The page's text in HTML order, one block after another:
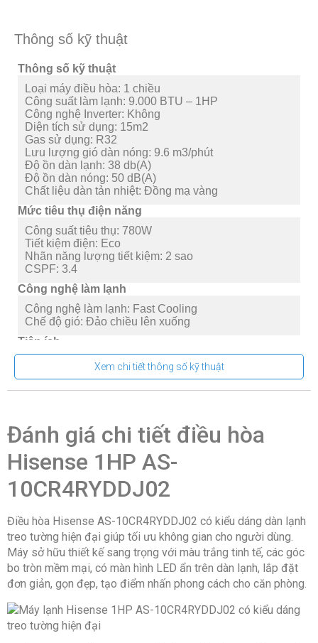
Thông số kỹ thuật
Thông số kỹ thuật
Loại máy điều hòa: 1 chiều
Công suất làm lạnh: 9.000 BTU – 1HP
Công nghệ Inverter: Không
Diện tích sử dụng: 15m2
Gas sử dụng: R32
Lưu lượng gió dàn nóng: 9.6 m3/phút
Độ ồn dàn lạnh: 38 db(A)
Độ ồn dàn nóng: 50 dB(A)
Chất liệu dàn tản nhiệt: Đồng mạ vàng
Mức tiêu thụ điện năng
Công suất tiêu thụ: 780W
Tiết kiệm điện: Eco
Nhãn năng lượng tiết kiệm: 2 sao
CSPF: 3.4
Công nghệ làm lạnh
Công nghệ làm lạnh: Fast Cooling
Chế độ gió: Đảo chiều lên xuống
Tiện ích
-Cảm biến nhiệt độ iFeel
-Chế độ hoạt động thông minh
-Tự làm sạch dàn lạnh
Thông số kích thước/Lắp đặt
Kiểu lắp đặt:
Treo tường
21.2cm (Ngang x cao x sâu)
Kích thước dàn nóng:66cm x 48,2cm x 24cm (Ngang
x cao x sâu)
Khối lượng dàn nóng:22,5kg
Nguồn điện áp: 220V – 240V/50Hz
Kích thước ống đồng (lỏng/gas):6mm / 10mm
Chiều cao lắp đặt tối đa giữa cục nóng – lạnh:10m
Chiều dài lắp đặt ống đồng:
15m
Xuất xứ & Bảo hành
Năm ra mắt:2023
Xem chi tiết thông số kỹ thuật
Đánh giá chi tiết điều hòa
Hisense 1HP AS-
10CR4RYDDJ02
Điều hòa Hisense AS-10CR4RYDDJ02 có kiểu dáng dàn lạnh
treo tường hiện đại giúp tối ưu không gian cho người dùng.
Máy sở hữu thiết kế sang trọng với màu trắng tinh tế, các góc
bo tròn mềm mại, có màn hình LED ẩn trên dàn lạnh, lắp đặt
đơn giản, gọn đẹp, tạo điểm nhấn phong cách cho căn phòng.